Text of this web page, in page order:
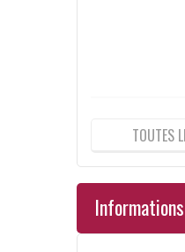
TOUTES
Informations